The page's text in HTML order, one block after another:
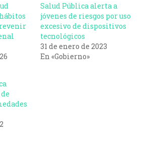
Salud Pública alerta a
jóvenes de riesgos por uso
excesivo de dispositivos
tecnológicos
31 de enero de 2023
En «Gobierno»